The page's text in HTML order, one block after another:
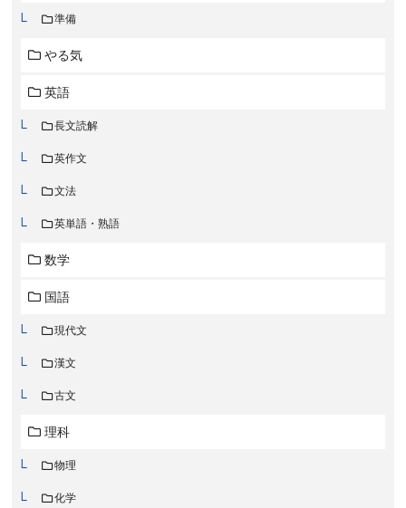
準備
やる気
英語
長文読解
英作文
文法
英単語・熟語
数学
国語
現代文
漢文
古文
理科
物理
化学